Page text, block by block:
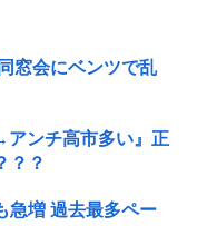
窓会にベンツで乱
ンチ高市多い』正
？？
急増 過去最多ペー